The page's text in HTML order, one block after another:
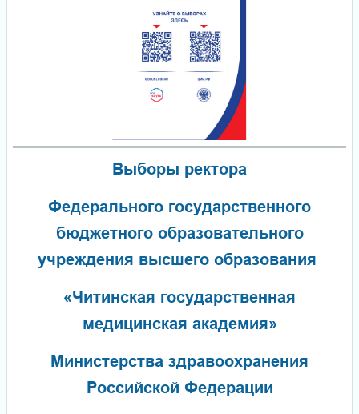
Выборы ректора
Федерального государственного
бюджетного образовательного
учреждения высшего образования
«Читинская государственная
медицинская академия»
Министерства здравоохранения
Российской Федерации